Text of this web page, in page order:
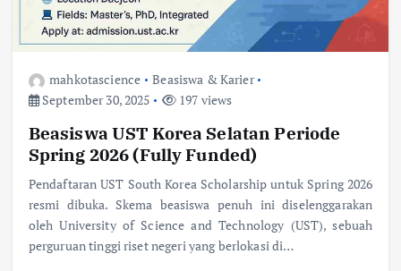
mahkotascience
Beasiswa & Karier
September 30, 2025
197 views
Beasiswa UST Korea Selatan Periode
Spring 2026 (Fully Funded)
Pendaftaran UST South Korea Scholarship untuk Spring 2026
resmi dibuka. Skema beasiswa penuh ini diselenggarakan
oleh University of Science and Technology (UST), sebuah
perguruan tinggi riset negeri yang berlokasi di…